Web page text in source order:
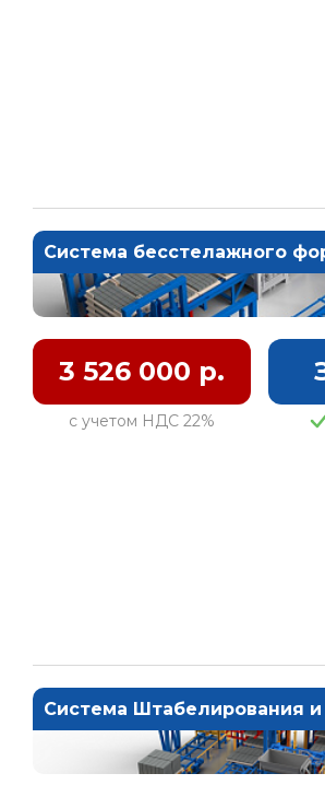
Система бесстелажного
3 526 000 р.
с учетом НДС 22%
Система Штабелирования и